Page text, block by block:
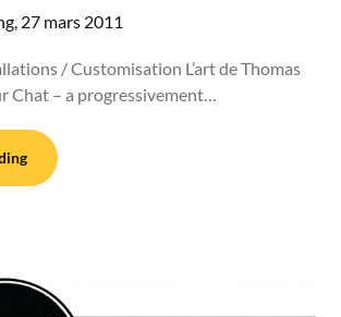
27 mars 2011
/ Customisation L’art de Thomas
Chat – a progressivement…